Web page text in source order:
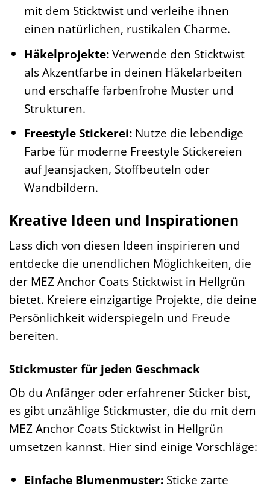
mit dem Sticktwist und verleihe ihnen
einen natürlichen, rustikalen Charme.
Häkelprojekte:Verwende den Sticktwist
als Akzentfarbe in deinen Häkelarbeiten
und erschaffe farbenfrohe Muster und
Strukturen.
Freestyle Stickerei:Nutze die lebendige
Farbe für moderne Freestyle Stickereien
auf Jeansjacken, Stoffbeuteln oder
Wandbildern.
Kreative Ideen und Inspirationen
Lass dich von diesen Ideen inspirieren und
entdecke die unendlichen Möglichkeiten, die
der MEZ Anchor Coats Sticktwist in Hellgrün
bietet. Kreiere einzigartige Projekte, die deine
Persönlichkeit widerspiegeln und Freude
bereiten.
Stickmuster für jeden Geschmack
Ob du Anfänger oder erfahrener Sticker bist,
es gibt unzählige Stickmuster, die du mit dem
MEZ Anchor Coats Sticktwist in Hellgrün
umsetzen kannst. Hier sind einige Vorschläge:
Einfache Blumenmuster:Sticke zarte